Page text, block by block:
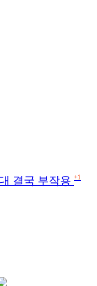
결국 부작용 +1